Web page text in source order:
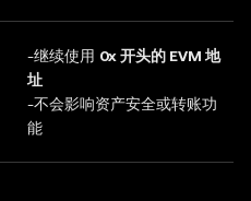
-继续使用 0x 开头的 EVM 地
址
-不会影响资产安全或转账功
能